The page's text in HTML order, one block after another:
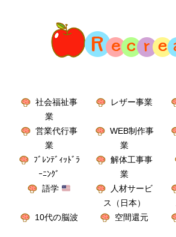
社会福祉事
業
レザー事業
営業代行事
業
WEB制作事
業
ﾌﾞﾚﾝﾃﾞｨｯﾄﾞﾗ
ｰﾆﾝｸﾞ
解体工事事
業
語学
人材サービ
ス（日本）
10代の脳波
空間還元